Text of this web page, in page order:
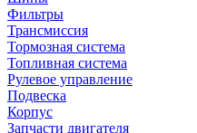
Фильтры
Трансмиссия
Тормозная система
Топливная система
Рулевое управление
Подвеска
Корпус
Запчасти двигателя